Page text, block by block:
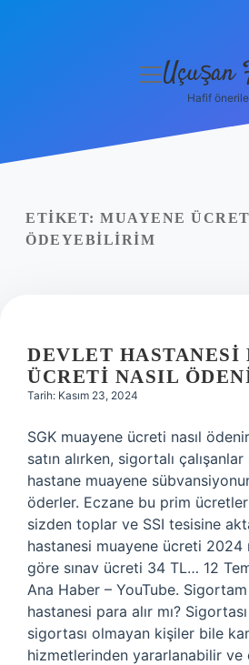
Yasal Uyarı
menüyü
Hafif
ETIKET: MUAYENE
ÖDEYEBILIRIM
DEVLET HASTANESI
ÜCRETI NASIL
Tarih: Kasım 23, 2024
SGK muayene ücreti nasıl
satın alırken, sigortalı
hastane muayene
öderler. Eczane bu prim
sizden toplar ve SSI tesisine
hastanesi muayene ücreti 2024
göre sınav ücreti 34 TL… 12
Ana Haber – YouTube.
hastanesi para alır mı?
sigortası olmayan kişiler bile
hizmetlerinden yararlanabilir ve